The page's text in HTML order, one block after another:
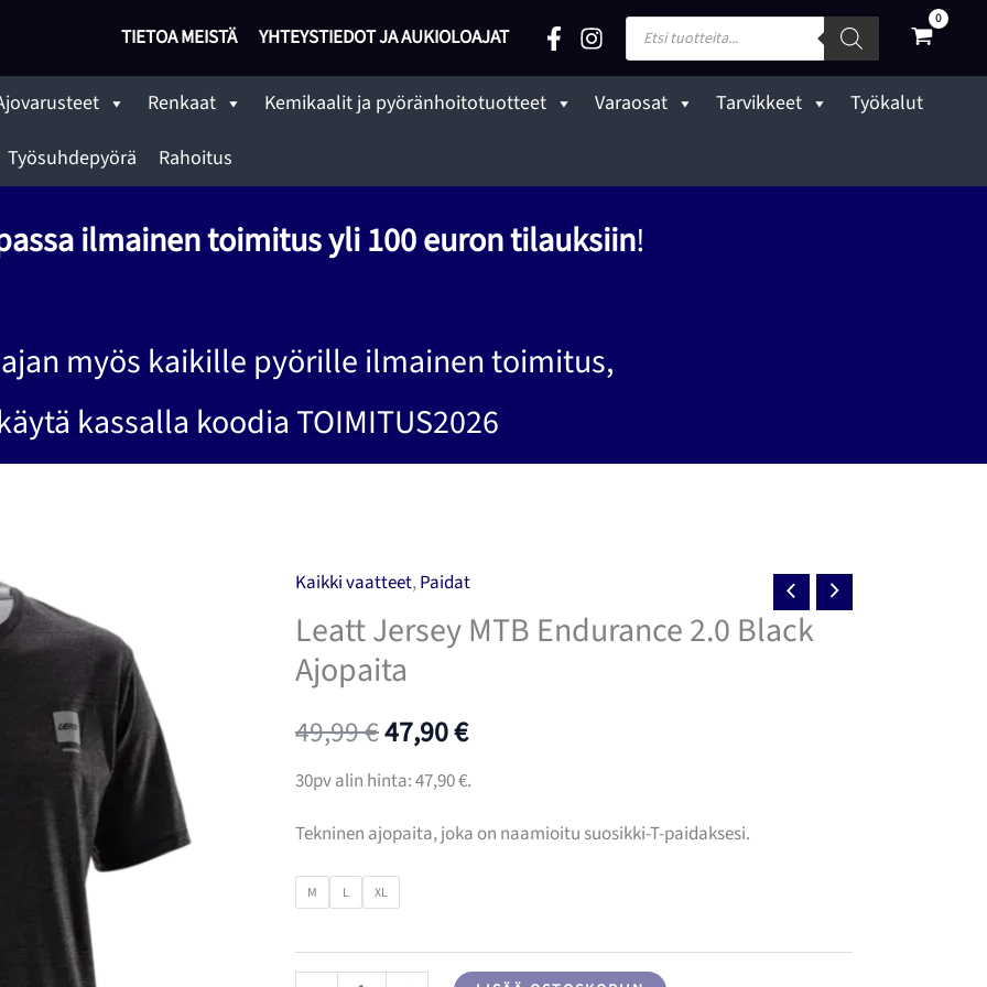
TIETOA MEISTÄ YHTEYSTIEDOT JA AUKIOLOAJAT
Products
search
Renkaat Kemikaalit ja pyöränhoitotuotteet Varaosat Tarvikkeet
Työkalut
Työsuhdepyörä
Rahoitus
ilmainen toimitus yli 100 euron tilauksiin!
myös kaikille pyörille ilmainen toimitus,
kassalla koodia TOIMITUS2026
Kaikki vaatteet,Paidat
Leatt Jersey MTB Endurance 2.0 Black
Ajopaita
49,99€Alkuperäinen
hinta
oli:
49,99 €.
47,90€Nykyinen
hinta
on:
30pv alin hinta:47,90€.
Tekninen ajopaita, joka on naamioitu suosikki-T-paidaksesi.
M L XL